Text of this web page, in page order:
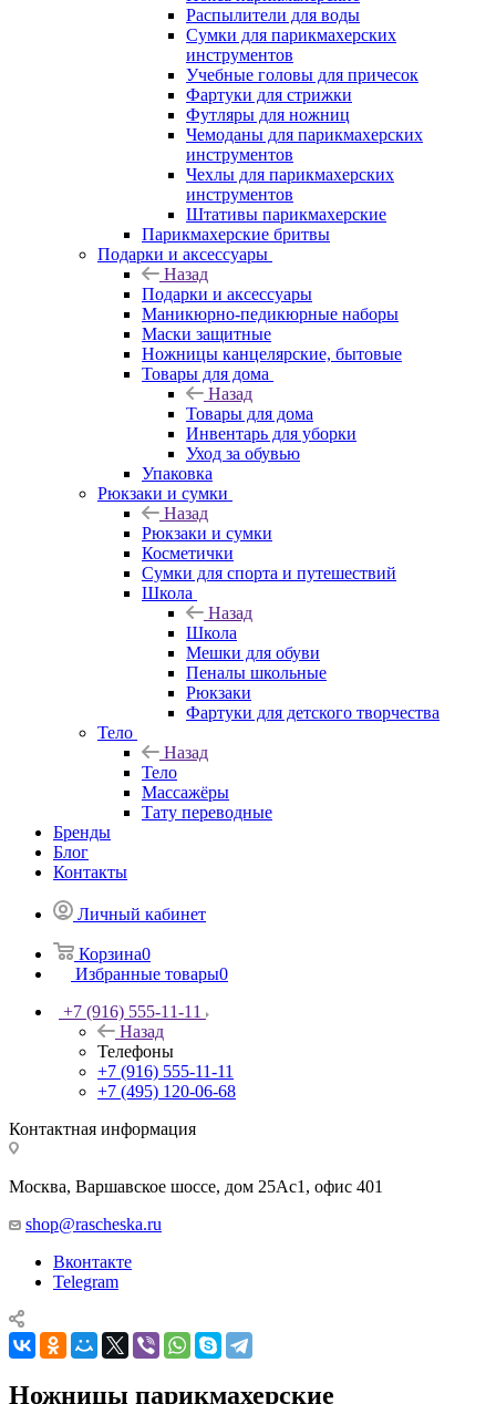
Распылители для воды
Сумки для парикмахерских
инструментов
Учебные головы для причесок
Фартуки для стрижки
Футляры для ножниц
Чемоданы для парикмахерских
инструментов
Чехлы для парикмахерских
инструментов
Штативы парикмахерские
Парикмахерские бритвы
Подарки и аксессуары
Назад
Подарки и аксессуары
Маникюрно-педикюрные наборы
Маски защитные
Ножницы канцелярские, бытовые
Товары для дома
Назад
Товары для дома
Инвентарь для уборки
Уход за обувью
Упаковка
Рюкзаки и сумки
Назад
Рюкзаки и сумки
Косметички
Сумки для спорта и путешествий
Школа
Назад
Школа
Мешки для обуви
Пеналы школьные
Рюкзаки
Фартуки для детского творчества
Тело
Назад
Тело
Массажёры
Тату переводные
Бренды
Блог
Контакты
Личный кабинет
Корзина0
Избранные товары0
+7 (916) 555-11-11
Назад
Телефоны
+7 (916) 555-11-11
+7 (495) 120-06-68
Контактная информация
Москва, Варшавское шоссе, дом 25Аc1, офис 401
shop@rascheska.ru
Вконтакте
Telegram
Ножницы парикмахерские